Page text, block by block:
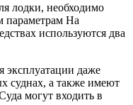
лодки, необходимо
параметрам На
используются два
эксплуатации даже
суднах, а также имеют
могут входить в